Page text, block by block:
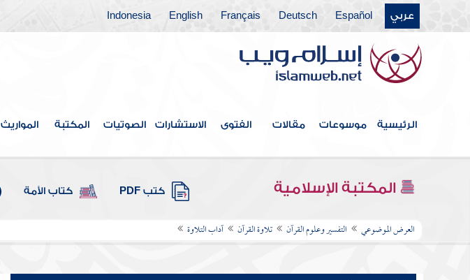
عربي Español
Deutsch
Français
English
Indonesia
الرئيسية موسوعات مقالات الفتوى الاستشارات الصوتيات المكتبة المواريث
المكتبة الإسلامية كتب PDF كتاب الأمة
العرض الموضوعي التفسير وعلوم القرآن تلاوة القرآن آداب التلاوة